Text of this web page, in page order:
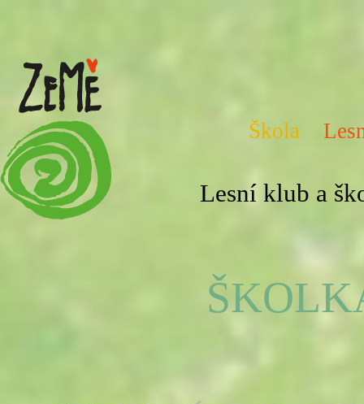
Škola
Lesní klub a